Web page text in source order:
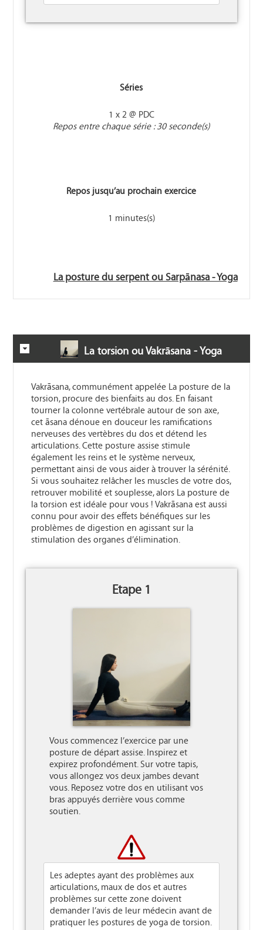
Séries
1 x 2 @ PDC
Repos entre chaque série : 30 seconde(s)
Repos jusqu’au prochain exercice
1 minutes(s)
La posture du serpent ou Sarpānasa - Yoga
La torsion ou Vakrāsana - Yoga
Vakrāsana, communément appelée La posture de la
torsion, procure des bienfaits au dos. En faisant
tourner la colonne vertébrale autour de son axe,
cet āsana dénoue en douceur les ramifications
nerveuses des vertèbres du dos et détend les
articulations. Cette posture assise stimule
également les reins et le système nerveux,
permettant ainsi de vous aider à trouver la sérénité.
Si vous souhaitez relâcher les muscles de votre dos,
retrouver mobilité et souplesse, alors La posture de
la torsion est idéale pour vous ! Vakrāsana est aussi
connu pour avoir des effets bénéfiques sur les
problèmes de digestion en agissant sur la
stimulation des organes d’élimination.
Etape 1
Vous commencez l’exercice par une
posture de départ assise. Inspirez et
expirez profondément. Sur votre tapis,
vous allongez vos deux jambes devant
vous. Reposez votre dos en utilisant vos
bras appuyés derrière vous comme
soutien.
Les adeptes ayant des problèmes aux
articulations, maux de dos et autres
problèmes sur cette zone doivent
demander l’avis de leur médecin avant de
pratiquer les postures de yoga de torsion.